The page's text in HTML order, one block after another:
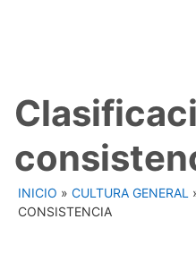
INICIO » CULTURA GENERAL
CONSISTENCIA